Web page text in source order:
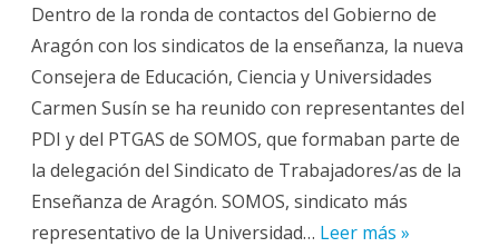
con
la
Consejera
de
Universidades
de
Aragón
Dentro de la ronda de contactos del Gobierno de
Aragón con los sindicatos de la enseñanza, la nueva
Consejera de Educación, Ciencia y Universidades
Carmen Susín se ha reunido con representantes del
PDI y del PTGAS de SOMOS, que formaban parte de
la delegación del Sindicato de Trabajadores/as de la
Enseñanza de Aragón. SOMOS, sindicato más
representativo de la Universidad… Leer más »